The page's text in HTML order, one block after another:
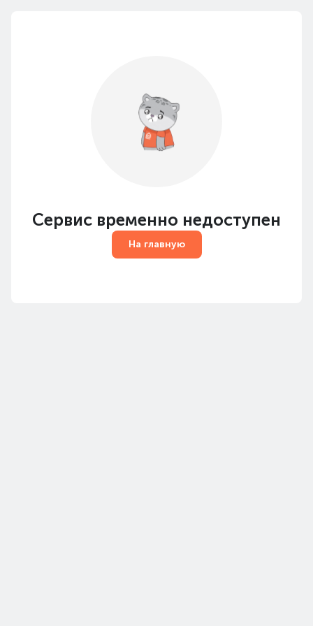
Сервис временно недоступен
На главную